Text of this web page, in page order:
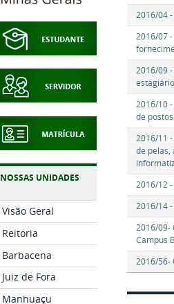
NOSSAS UNIDADES
Visão Geral
Reitoria
Barbacena
Juiz de Fora
Manhuaçu
2016/04
2016/07
2016/09
2016/10
de
2016/11
de pelas,
2016/12
2016/14
2016/09-
Campus
2016/56-